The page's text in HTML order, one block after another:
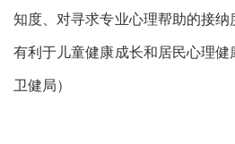
知度、对寻求专业心理帮助的接纳
有利于儿童健康成长和居民心理
卫健局）